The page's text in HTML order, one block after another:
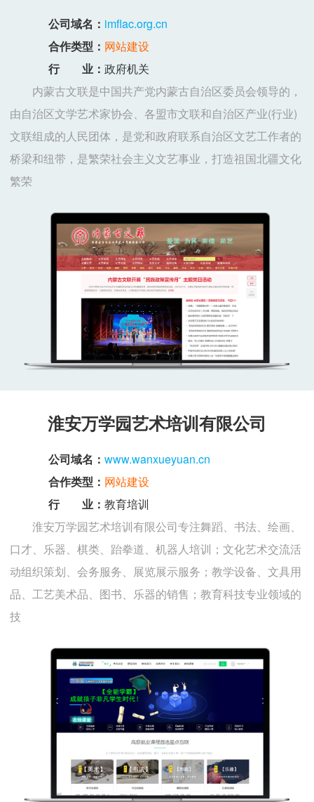
公司域名： imflac.org.cn
合作类型： 网站建设
行 业： 政府机关
内蒙古文联是中国共产党内蒙古自治区委员会领导的，
由自治区文学艺术家协会、各盟市文联和自治区产业(行业)
文联组成的人民团体，是党和政府联系自治区文艺工作者的
桥梁和纽带，是繁荣社会主义文艺事业，打造祖国北疆文化
繁荣
淮安万学园艺术培训有限公司
公司域名： www.wanxueyuan.cn
合作类型： 网站建设
行 业： 教育培训
淮安万学园艺术培训有限公司专注舞蹈、书法、绘画、
口才、乐器、棋类、跆拳道、机器人培训；文化艺术交流活
动组织策划、会务服务、展览展示服务；教学设备、文具用
品、工艺美术品、图书、乐器的销售；教育科技专业领域的
技